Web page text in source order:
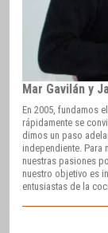
Mar Gavilán y
En 2005, fundamos
rápidamente se
dimos un paso
independiente.
nuestras pasiones
nuestro objetivo es
entusiastas de la